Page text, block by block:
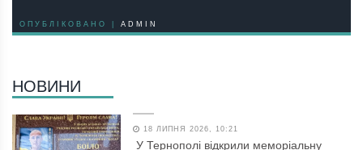
ОПУБЛІКОВАНО | ADMIN
НОВИНИ
18 ЛИПНЯ 2026, 10:21
У Тернополі відкрили меморіальну